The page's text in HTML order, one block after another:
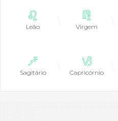
Leão Virgem
Sagitário Capricórnio